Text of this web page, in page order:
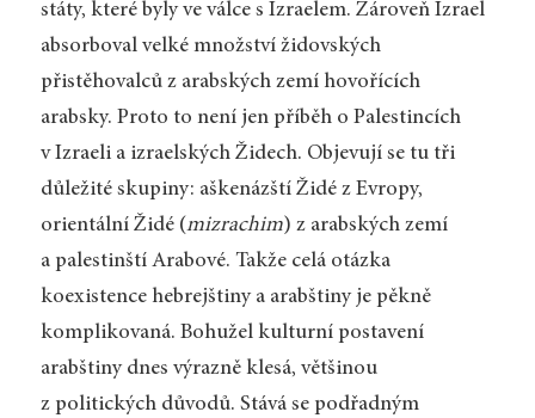
státy, které byly ve válce s Izraelem. Zároveň Izrael
absorboval velké množství židovských
přistěhovalců z arabských zemí hovořících
arabsky. Proto to není jen příběh o Palestincích
v Izraeli a izraelských Židech. Objevují se tu tři
důležité skupiny: aškenázští Židé z Evropy,
orientální Židé (mizrachim) z arabských zemí
a palestinští Arabové. Takže celá otázka
koexistence hebrejštiny a arabštiny je pěkně
komplikovaná. Bohužel kulturní postavení
arabštiny dnes výrazně klesá, většinou
z politických důvodů. Stává se podřadným